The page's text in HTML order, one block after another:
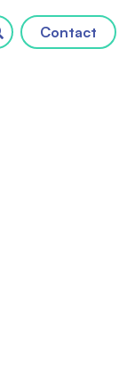
Contact